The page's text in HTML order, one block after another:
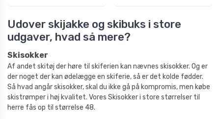
Udover skijakke og skibuks i store
udgaver, hvad så mere?
Skisokker
Af andet skitøj der høre til skiferien kan nævnes skisokker. Og er
der noget der kan ødelægge en skiferie, så er det kolde fødder.
Så hvad angår skisokker, skal du ikke gå på kompromis, men købe
skistrømper i høj kvalitet. Vores Skisokker i store størrelser til
herre fås op til størrelse 48.